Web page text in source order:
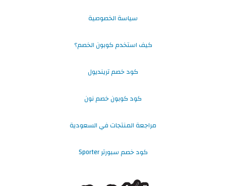
سياسة الخصوصية
كيف استخدم كوبون الخصم؟
كود خصم ترينديول
كود كوبون خصم نون
مراجعة المنتجات في السعودية
كود خصم سبورتر Sporter